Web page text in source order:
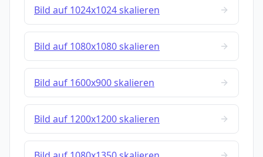
Bild auf 1024x1024 skalieren
Bild auf 1080x1080 skalieren
Bild auf 1600x900 skalieren
Bild auf 1200x1200 skalieren